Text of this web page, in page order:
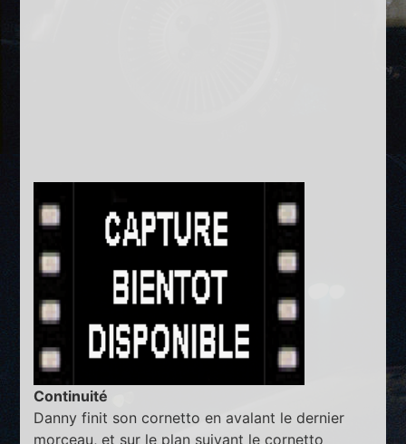
Continuité
Danny finit son cornetto en avalant le dernier
morceau, et sur le plan suivant le cornetto